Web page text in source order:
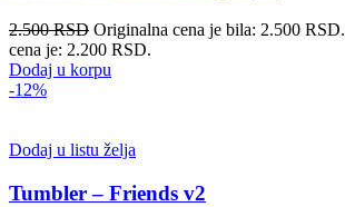
2.500RSD Originalna cena je bila: 2.500 RSD.
cena je: 2.200 RSD.
Dodaj u korpu
-12%
Dodaj u listu želja
Tumbler – Friends v2